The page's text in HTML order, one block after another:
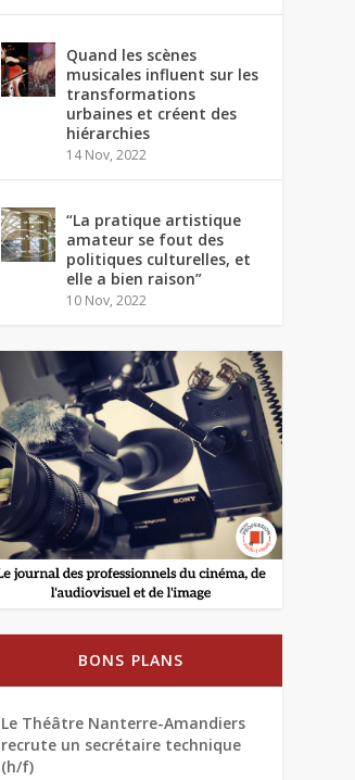
Quand les scènes
musicales influent sur les
transformations
urbaines et créent des
hiérarchies
14 Nov, 2022
“La pratique artistique
amateur se fout des
politiques culturelles, et
elle a bien raison”
10 Nov, 2022
BONS PLANS
Le Théâtre Nanterre-Amandiers
recrute un secrétaire technique
(h/f)